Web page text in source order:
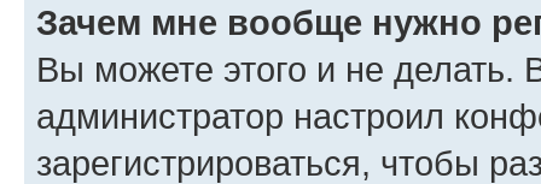
Зачем мне вообще нужно
Вы можете этого и не делать.
администратор настроил
зарегистрироваться, чтобы